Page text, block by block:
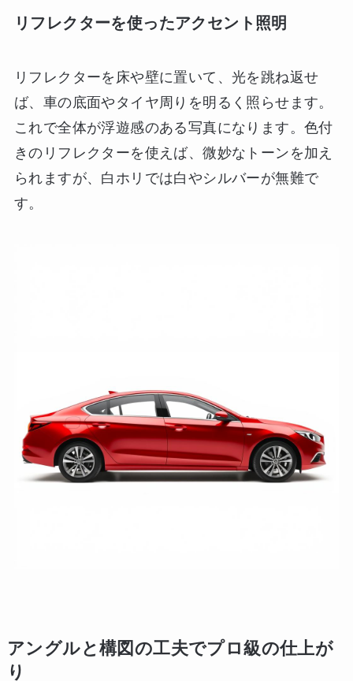
リフレクターを使ったアクセント照明
リフレクターを床や壁に置いて、光を跳ね返せ
ば、車の底面やタイヤ周りを明るく照らせます。
これで全体が浮遊感のある写真になります。色付
きのリフレクターを使えば、微妙なトーンを加え
られますが、白ホリでは白やシルバーが無難で
す。
アングルと構図の工夫でプロ級の仕上が
り